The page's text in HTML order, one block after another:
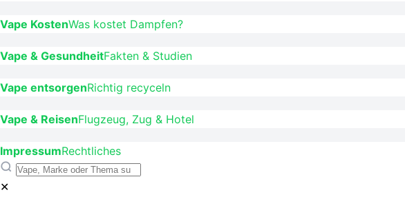
Vape KostenWas kostet Dampfen?
Vape & GesundheitFakten & Studien
Vape entsorgenRichtig recyceln
Vape & ReisenFlugzeug, Zug & Hotel
ImpressumRechtliches
✕